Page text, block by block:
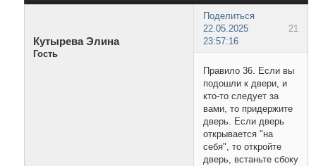
Поделиться
21
22.05.2025
23:57:16
Кутырева Элина
Гость
Правило 36. Если вы
подошли к двери, и
кто-то следует за
вами, то придержите
дверь. Если дверь
открывается "на
себя", то откройте
дверь, встаньте сбоку